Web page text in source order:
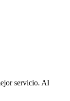
servicio. Al